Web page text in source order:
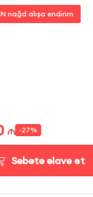
nağd alışa endirim
-27%
Səbətə əlavə et